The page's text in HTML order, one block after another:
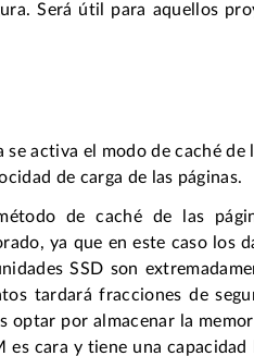
Será útil para aquellos
activa el modo de caché
de carga de las páginas.
de caché de las
ya que en este caso los
SSD son
tardará fracciones de
optar por almacenar la
es cara y tiene una